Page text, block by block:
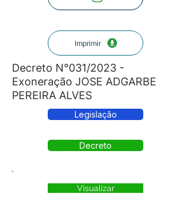
Imprimir
Decreto N°031/2023 -
Exoneração JOSE ADGARBE
PEREIRA ALVES
Legislação
Decreto
Visualizar